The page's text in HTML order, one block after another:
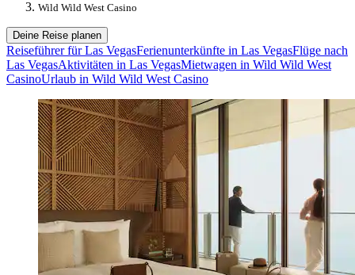
Wild Wild West Casino
Deine Reise planen
Reiseführer für Las VegasFerienunterkünfte in Las VegasFlüge nach
Las VegasAktivitäten in Las VegasMietwagen in Wild Wild West
CasinoUrlaub in Wild Wild West Casino